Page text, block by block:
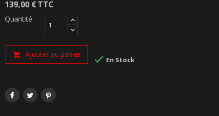
139,00 €TTC
Quantité
 Ajouter au panier  En Stock